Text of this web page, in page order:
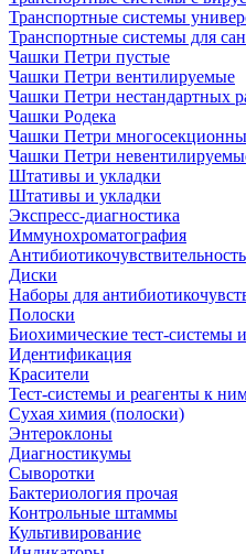
Транспортные системы
Транспортные системы для
Чашки Петри пустые
Чашки Петри вентилируемые
Чашки Петри нестандартных
Чашки Родека
Чашки Петри
Чашки Петри
Штативы и укладки
Штативы и укладки
Экспресс-диагностика
Иммунохроматография
Антибиотикочувствительность
Диски
Наборы для
Полоски
Биохимические тест-системы
Идентификация
Красители
Тест-системы и реагенты к
Сухая химия (полоски)
Энтероклоны
Диагностикумы
Сыворотки
Бактериология прочая
Контрольные штаммы
Культивирование